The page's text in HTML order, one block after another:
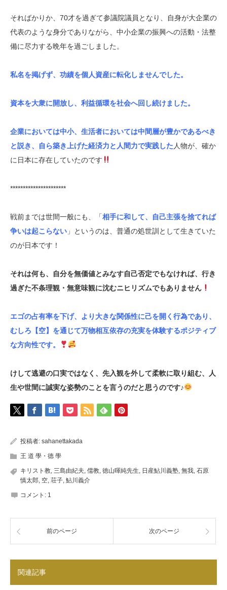
そればかりか、70才を過ぎて参議院議員となり、自身が大企業の
代表のような身分でありながら、中小企業の振興への活動・法整
備に尽力する晩年を過ごしました。
私名を掲げず、功績を個人資産に転化しませんでした。
資本を大衆に開放し、利益循環を社会へ回し続けました。
企業においては中小、生活者においては中間層が豊かであるべき
と説き、自ら築き上げた経済力と人間力で実践した 人物が、確か
に日本に存在していたのです
**********************
戦前までは世間一般にも、「相手に和して、自己主張を捨てれば
争いは起こらない 」というのは、普通の処世訓として生きていた
のが日本です！
それは何も、自分を無価値とみなす自己否定でもなければ、行き
過ぎた不条理観・無意味観に沈むニヒリズムでもありません
エゴの占有率を下げ、より大きな関係性に己を開く行為であり、
むしろ【空】を通じて万物相互依存の充実を体験するポジティブ
な方向性です。
けして逃避の口実ではなく、先入観を外して柔軟に取り組む、人
生や世間に誠実な姿勢のことを言うのだと思うのです♪
投稿者: sahanettakada
王 道 學・德 學
キリスト教 三島由紀夫 儒教 徳山暉純先生 日産鮎川義塾 無我 石原
慎太郎 空 荘子 鮎川義介
コメント: 1
前のページ 次のページ
関連記事